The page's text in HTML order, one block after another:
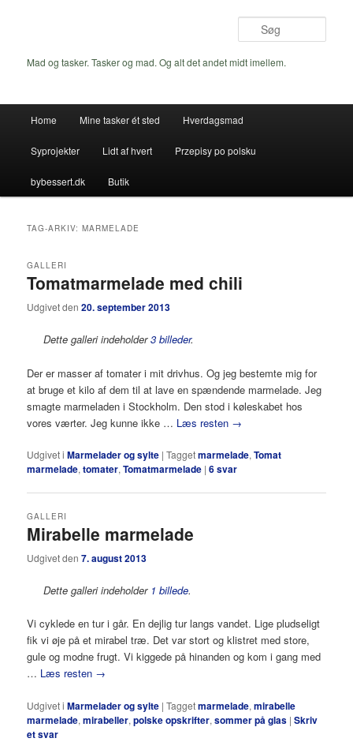
indhold
indholdMad og tasker. Tasker og mad. Og alt det andet midt imellem.
Home Mine tasker ét sted Hverdagsmad
Syprojekter Lidt af hvert Przepisy po polsku
bybessert.dk Butik
TAG-ARKIV:MARMELADE
Tomatmarmelade med chili
GALLERI
Udgivet den20. september 2013
Dette galleri indeholder3 billeder.
Der er masser af tomater i mit drivhus. Og jeg bestemte mig for
at bruge et kilo af dem til at lave en spændende marmelade. Jeg
smagte marmeladen i Stockholm. Den stod i køleskabet hos
vores værter. Jeg kunne ikke … Læs resten →
Udgivet i Marmelader og sylte |Taggetmarmelade,Tomat
marmelade,tomater,Tomatmarmelade |6svar
Mirabelle marmelade
GALLERI
Udgivet den7. august 2013
Dette galleri indeholder 1 billede.
Vi cyklede en tur i går. En dejlig tur langs vandet. Lige pludseligt
fik vi øje på et mirabel træ. Det var stort og klistret med store,
gule og modne frugt. Vi kiggede på hinanden og kom i gang med
… Læs resten →
Udgivet i Marmelader og sylte |Taggetmarmelade,mirabelle
marmelade,mirabeller,polske opskrifter,sommer på glas |Skriv
et svar